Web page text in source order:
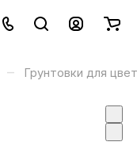
– Грунтовки для